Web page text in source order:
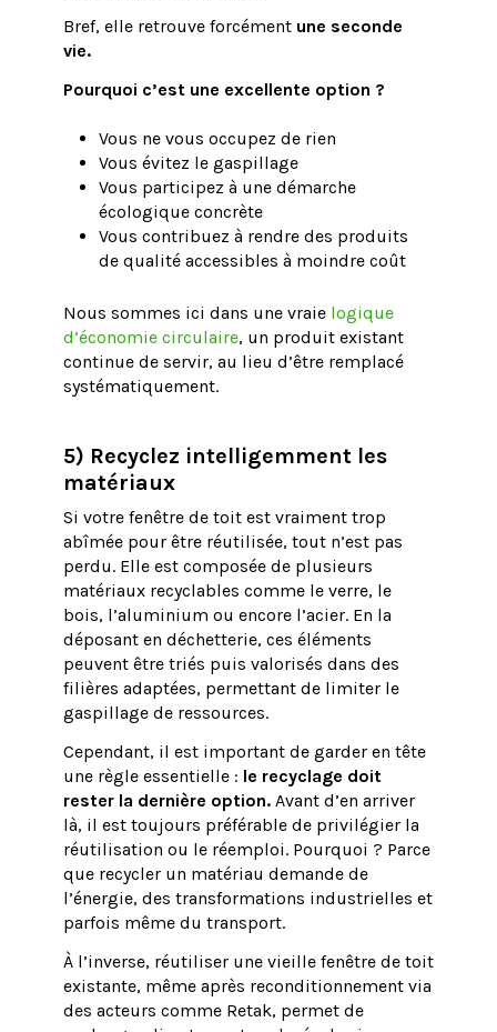
Bref, elle retrouve forcément une seconde
vie.
Pourquoi c’est une excellente option ?
Vous ne vous occupez de rien
Vous évitez le gaspillage
Vous participez à une démarche
écologique concrète
Vous contribuez à rendre des produits
de qualité accessibles à moindre coût
Nous sommes ici dans une vraie logique
d’économie circulaire, un produit existant
continue de servir, au lieu d’être remplacé
systématiquement.
5) Recyclez intelligemment les
matériaux
Si votre fenêtre de toit est vraiment trop
abîmée pour être réutilisée, tout n’est pas
perdu. Elle est composée de plusieurs
matériaux recyclables comme le verre, le
bois, l’aluminium ou encore l’acier. En la
déposant en déchetterie, ces éléments
peuvent être triés puis valorisés dans des
filières adaptées, permettant de limiter le
gaspillage de ressources.
Cependant, il est important de garder en tête
une règle essentielle : le recyclage doit
rester la dernière option.Avant d’en arriver
là, il est toujours préférable de privilégier la
réutilisation ou le réemploi. Pourquoi ? Parce
que recycler un matériau demande de
l’énergie, des transformations industrielles et
parfois même du transport.
À l’inverse, réutiliser une vieille fenêtre de toit
existante, même après reconditionnement via
des acteurs comme Retak, permet de